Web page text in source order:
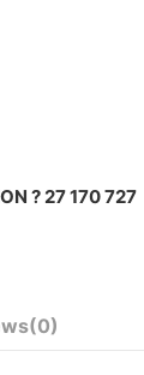
? 27 170 727
(0)